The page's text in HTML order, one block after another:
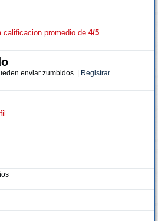
calificacion promedio de 4/5
enviar zumbidos. | Registrar